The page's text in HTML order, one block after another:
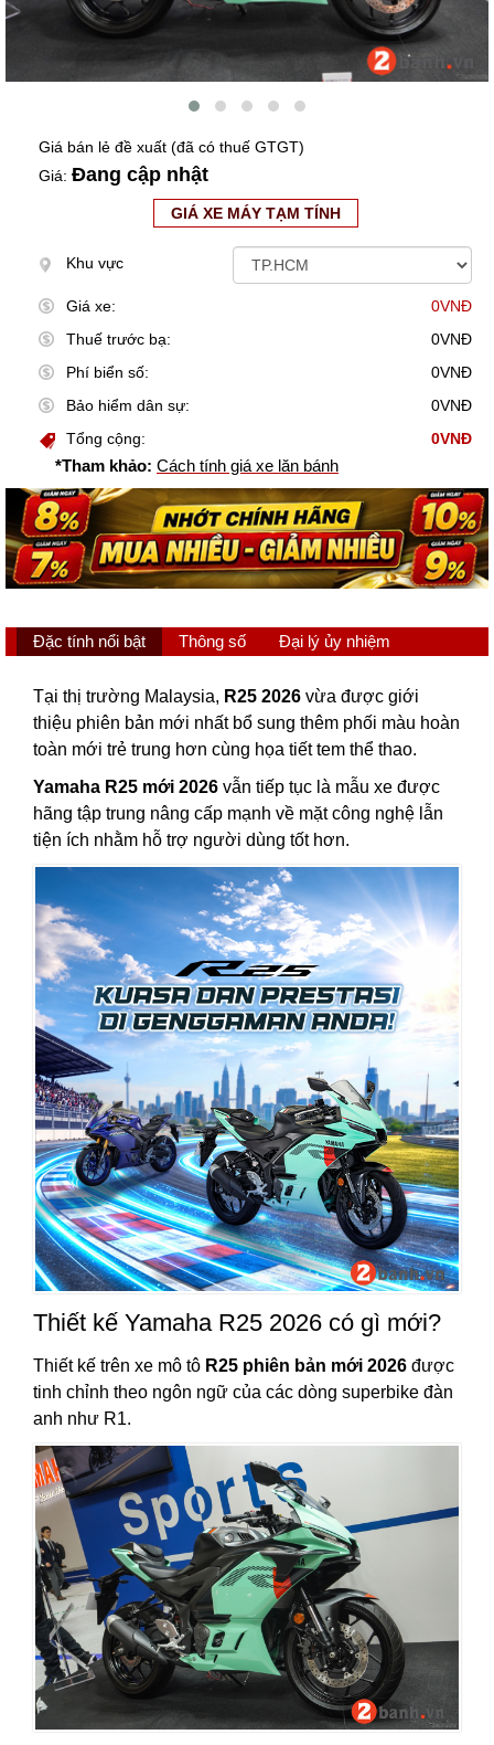
Giá bán lẻ đề xuất (đã có thuế GTGT)
Giá: Đang cập nhật
GIÁ XE MÁY TẠM TÍNH
Khu vực
Giá xe:
0VNĐ
Thuế trước bạ:
0VNĐ
Phí biển số:
0VNĐ
Bảo hiểm dân sự:
0VNĐ
Tổng cộng:
0VNĐ
*Tham khảo: Cách tính giá xe lăn bánh
Đặc tính nổi bật Thông số Đại lý ủy nhiệm
Tại thị trường Malaysia, R25 2026 vừa được giới
thiệu phiên bản mới nhất bổ sung thêm phối màu hoàn
toàn mới trẻ trung hơn cùng họa tiết tem thể thao.
Yamaha R25 mới 2026 vẫn tiếp tục là mẫu xe được
hãng tập trung nâng cấp mạnh về mặt công nghệ lẫn
tiện ích nhằm hỗ trợ người dùng tốt hơn.
Thiết kế Yamaha R25 2026 có gì mới?
Thiết kế trên xe mô tô R25 phiên bản mới 2026 được
tinh chỉnh theo ngôn ngữ của các dòng superbike đàn
anh như R1.